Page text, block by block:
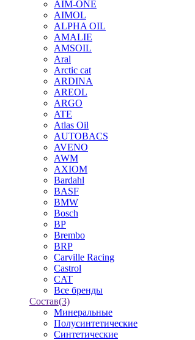
AIM-ONE
AIMOL
ALPHA OIL
AMALIE
AMSOIL
Aral
Arctic cat
ARDINA
AREOL
ARGO
ATE
Atlas Oil
AUTOBACS
AVENO
AWM
AXIOM
Bardahl
BASF
BMW
Bosch
BP
Brembo
BRP
Carville Racing
Castrol
CAT
Все бренды
Состав(3)
Минеральные
Полусинтетические
Синтетические